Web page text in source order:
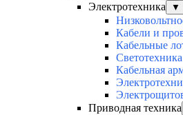
Электротехника ▼
Кабели и
Кабельные
Светотехника
Кабельная
Приводная техника